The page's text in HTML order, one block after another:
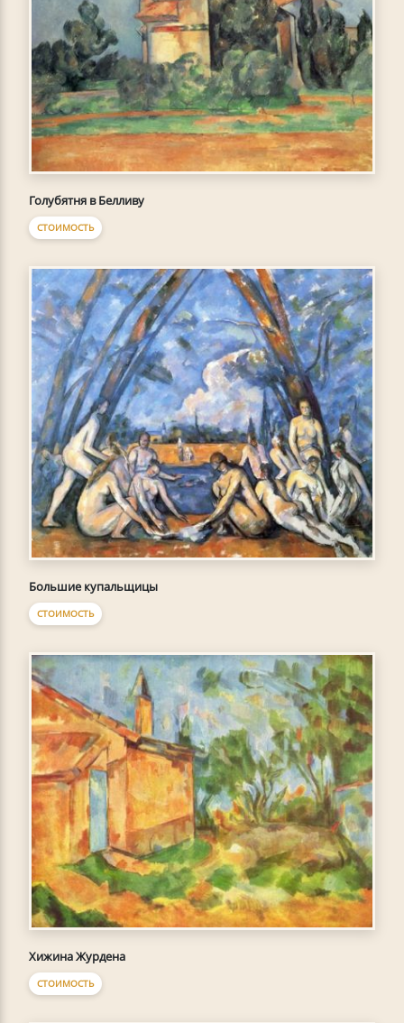
Голубятня в Белливу
СТОИМОСТЬ
Большие купальщицы
СТОИМОСТЬ
Хижина Журдена
СТОИМОСТЬ